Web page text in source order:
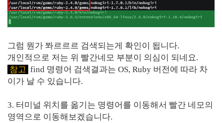
그럼 뭔가 쫘르르르 검색되는게 확인이 됩니다.
개인적으로 저는 위 빨간네모 부분이 의심이 되네요.
참고 find 명령어 검색결과는 OS, Ruby 버전에 따라 차
이가 날 수 있습니다.
3. 터미널 위치를 옮기는 명령어를 이동해서 빨간 네모의
영역으로 이동해보겠습니다.